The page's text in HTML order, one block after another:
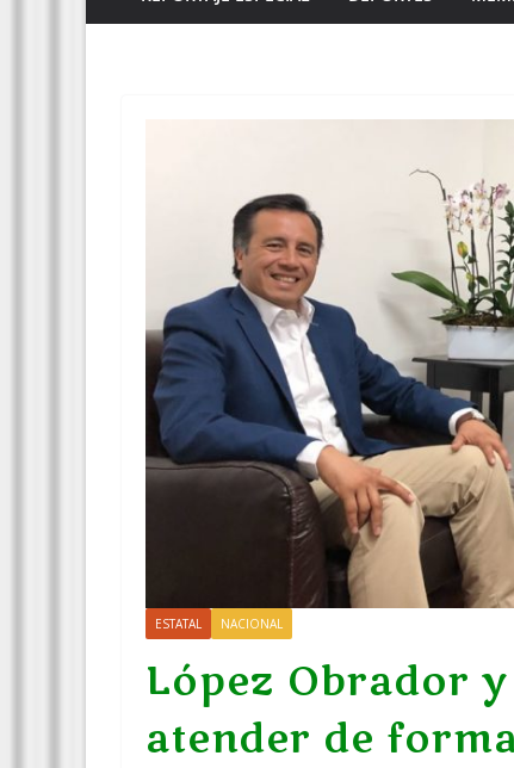
ESTATAL NACIONAL
López Obrador
atender de